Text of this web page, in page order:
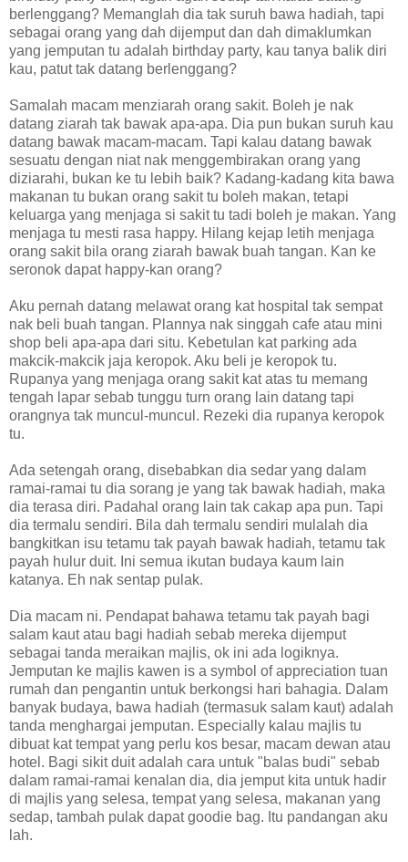
berlenggang? Memanglah dia tak suruh bawa hadiah, tapi
sebagai orang yang dah dijemput dan dah dimaklumkan
yang jemputan tu adalah birthday party, kau tanya balik diri
kau, patut tak datang berlenggang?
Samalah macam menziarah orang sakit. Boleh je nak
datang ziarah tak bawak apa-apa. Dia pun bukan suruh kau
datang bawak macam-macam. Tapi kalau datang bawak
sesuatu dengan niat nak menggembirakan orang yang
diziarahi, bukan ke tu lebih baik? Kadang-kadang kita bawa
makanan tu bukan orang sakit tu boleh makan, tetapi
keluarga yang menjaga si sakit tu tadi boleh je makan. Yang
menjaga tu mesti rasa happy. Hilang kejap letih menjaga
orang sakit bila orang ziarah bawak buah tangan. Kan ke
seronok dapat happy-kan orang?
Aku pernah datang melawat orang kat hospital tak sempat
nak beli buah tangan. Plannya nak singgah cafe atau mini
shop beli apa-apa dari situ. Kebetulan kat parking ada
makcik-makcik jaja keropok. Aku beli je keropok tu.
Rupanya yang menjaga orang sakit kat atas tu memang
tengah lapar sebab tunggu turn orang lain datang tapi
orangnya tak muncul-muncul. Rezeki dia rupanya keropok
tu.
Ada setengah orang, disebabkan dia sedar yang dalam
ramai-ramai tu dia sorang je yang tak bawak hadiah, maka
dia terasa diri. Padahal orang lain tak cakap apa pun. Tapi
dia termalu sendiri. Bila dah termalu sendiri mulalah dia
bangkitkan isu tetamu tak payah bawak hadiah, tetamu tak
payah hulur duit. Ini semua ikutan budaya kaum lain
katanya. Eh nak sentap pulak.
Dia macam ni. Pendapat bahawa tetamu tak payah bagi
salam kaut atau bagi hadiah sebab mereka dijemput
sebagai tanda meraikan majlis, ok ini ada logiknya.
Jemputan ke majlis kawen is a symbol of appreciation tuan
rumah dan pengantin untuk berkongsi hari bahagia. Dalam
banyak budaya, bawa hadiah (termasuk salam kaut) adalah
tanda menghargai jemputan. Especially kalau majlis tu
dibuat kat tempat yang perlu kos besar, macam dewan atau
hotel. Bagi sikit duit adalah cara untuk "balas budi" sebab
dalam ramai-ramai kenalan dia, dia jemput kita untuk hadir
di majlis yang selesa, tempat yang selesa, makanan yang
sedap, tambah pulak dapat goodie bag. Itu pandangan aku
lah.